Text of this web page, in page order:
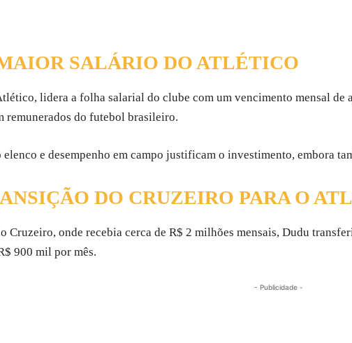
SALÁRIO DO ATLÉTICO
lidera a folha salarial do clube com um vencimento mensal de
remunerados do futebol brasileiro.
e desempenho em campo justificam o investimento, embora
DO CRUZEIRO PARA O
Cruzeiro, onde recebia cerca de R$ 2 milhões mensais, Dudu
900 mil por mês.
- Publicidade -